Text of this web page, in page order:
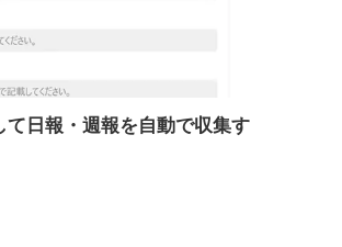
日報・週報を自動で収集す